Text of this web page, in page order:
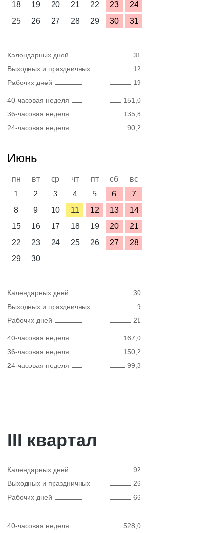
18
19 20 21 22 23
24
25
26 27 28 29 30 31
Календарных дней
31
Выходных и праздничных
12
Рабочих дней
19
40-часовая неделя
151,0
36-часовая неделя
135,8
24-часовая неделя
90,2
Июнь
пн вт ср чт пт сб
вс
1
2 3 4 5 6
7
8
9 10 11 12 13
14
15
16 17 18 19 20
21
22
23 24 25 26 27
28
29
30
Календарных дней
30
Выходных и праздничных
9
Рабочих дней
21
40-часовая неделя
167,0
36-часовая неделя
150,2
24-часовая неделя
99,8
III квартал
Календарных дней
92
Выходных и праздничных
26
Рабочих дней
66
40-часовая неделя 528,0